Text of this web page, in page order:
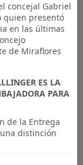
concejal Gabriel
quien presentó
en las últimas
de Miraflores
ES LA
PARA
de la Entrega
distinción